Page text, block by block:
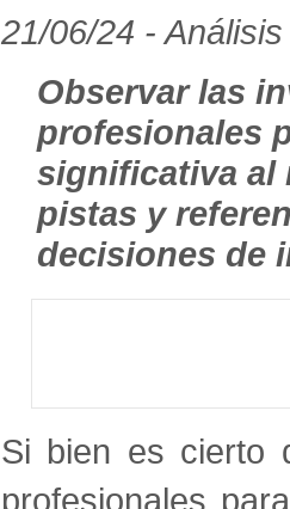
21/06/24 -Análisis
Observar las
profesionales
significativa al
pistas y
decisiones de
Si bien es cierto
profesionales